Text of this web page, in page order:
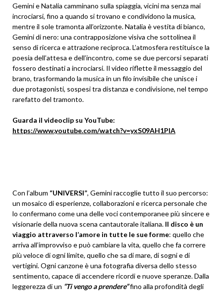
Gemini e Natalia camminano sulla spiaggia, vicini ma senza mai
incrociarsi, fino a quando si trovano e condividono la musica,
mentre il sole tramonta all’orizzonte. Natalia è vestita di bianco,
Gemini di nero: una contrapposizione visiva che sottolinea il
senso di ricerca e attrazione reciproca. L’atmosfera restituisce la
poesia dell’attesa e dell’incontro, come se due percorsi separati
fossero destinati a incrociarsi. Il video riflette il messaggio del
brano, trasformando la musica in un filo invisibile che unisce i
due protagonisti, sospesi tra distanza e condivisione, nel tempo
rarefatto del tramonto.
Guarda il videoclip su YouTube:
https://www.youtube.com/watch?v=yxS09AH1PlA
Con l’album “UNIVERSI”, Gemini raccoglie tutto il suo percorso:
un mosaico di esperienze, collaborazioni e ricerca personale che
lo confermano come una delle voci contemporanee più sincere e
visionarie della nuova scena cantautorale italiana. Il disco è un
viaggio attraverso l’amore in tutte le sue forme: quello che
arriva all’improvviso e può cambiare la vita, quello che fa correre
più veloce di ogni limite, quello che sa di mare, di sogni e di
vertigini. Ogni canzone è una fotografia diversa dello stesso
sentimento, capace di accendere ricordi e nuove speranze. Dalla
leggerezza di un “Ti vengo a prendere”fino alla profondità degli